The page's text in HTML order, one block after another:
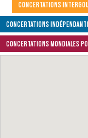
Concertations
Concertations
Concertations mondiales